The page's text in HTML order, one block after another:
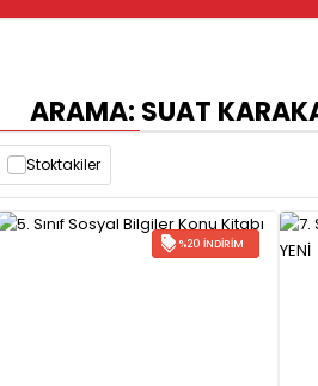
ARAMA: SUAT
Stoktakiler
%20 İNDIRIM